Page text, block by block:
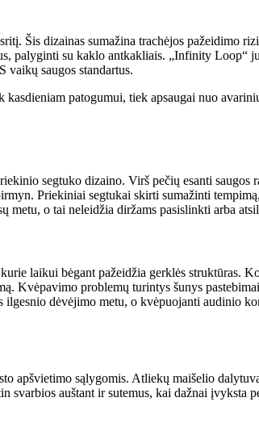
Šis dizainas sumažina trachėjos pažeidimo
palyginti su kaklo antkakliais. „Infinity Loop“
vaikų saugos standartus.
patogumui, tiek apsaugai nuo
segtuko dizaino. Virš pečių esanti
Priekiniai segtukai skirti sumažinti
o tai neleidžia diržams pasislinkti arba
laikui bėgant pažeidžia gerklės struktūras.
Kvėpavimo problemų turintys šunys
ilgesnio dėvėjimo metu, o kvėpuojanti audinio
apšvietimo sąlygomis. Atliekų maišelio
svarbios auštant ir sutemus, kai dažnai įvyksta